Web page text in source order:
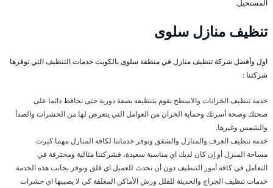
المستحيل.
تنظيف منازل سلوى
اول وأفضل شركة تنظيف منازل في منطقة سلوى بالكويت خدمات التنظيف التي توفرها
شركتنا :
خدمة تنظيف الخزانات والاسطح نقوم بتنظيفه بصفة دورية حتى نحافظ دائما على
صحتك وصحة أسرتك وحماية الخزان من العوامل التي يتعرض لها من الحشرات والصدأ
والشمس وغيرها.
خدمة تنظيف الغرف والمنازل والشقق ونوفر خدماتنا لكافة المنازل مهما كبرت
مساحة المنزل أو إن كان لديك اي مناسبة سعيدة، فشركتنا مثالية ومحترفة في
التعامل في كافة أمور التنظيف دون أن تحدث للعميل اي قلق ونوفر بجانب هذه الخدمة
خدمات تنظيف الجراج والحديثة للفلل ورش الأماكن المغلقة كي لا يصيبها اي حشرات